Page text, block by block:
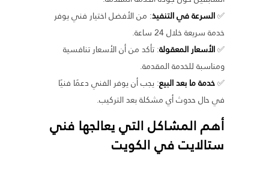
✅السرعة في التنفيذ: من الأفضل اختيار فني يوفر
خدمة سريعة خلال 24 ساعة.
✅الأسعار المعقولة: تأكد من أن الأسعار تنافسية
ومناسبة للخدمة المقدمة.
✅خدمة ما بعد البيع: يجب أن يوفر الفني دعمًا فنيًا
في حال حدوث أي مشكلة بعد التركيب.
أهم المشاكل التي يعالجها فني
ستالايت في الكويت